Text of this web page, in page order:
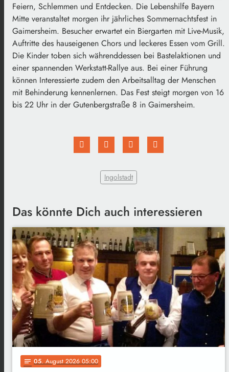
Feiern, Schlemmen und Entdecken. Die Lebenshilfe Bayern
Mitte veranstaltet morgen ihr jährliches Sommernachtsfest in
Gaimersheim. Besucher erwartet ein Biergarten mit Live-Musik,
Auftritte des hauseigenen Chors und leckeres Essen vom Grill.
Die Kinder toben sich währenddessen bei Bastelaktionen und
einer spannenden Werkstatt-Rallye aus. Bei einer Führung
können Interessierte zudem den Arbeitsalltag der Menschen
mit Behinderung kennenlernen. Das Fest steigt morgen von 16
bis 22 Uhr in der Gutenbergstraße 8 in Gaimersheim.
Ingolstadt
Das könnte Dich auch interessieren
notes 05. August 2026 05:00